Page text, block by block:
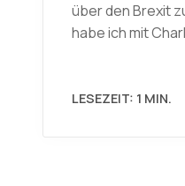
über den Brexit
habe ich mit
LESEZEIT: 1 MIN.